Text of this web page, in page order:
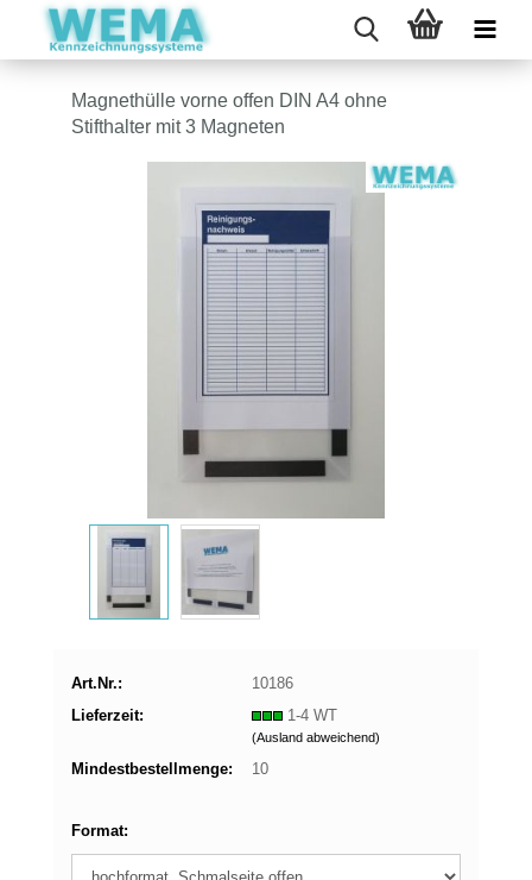
Magnethülle vorne offen DIN A4 ohne
Stifthalter mit 3 Magneten
Art.Nr.:
10186
Lieferzeit:
1-4 WT
(Ausland abweichend)
Mindestbestellmenge: 10
Format: